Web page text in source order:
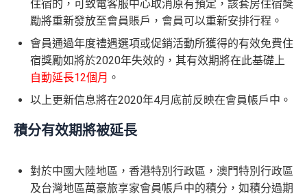
住宿的，可致電客服中心取消原有預定，該套房住宿獎
勵將重新發放至會員賬戶，會員可以重新安排行程。
會員通過年度禮遇選項或促銷活動所獲得的有效免費住
宿獎勵如將於2020年失效的，其有效期將在此基礎上
自動延長12個月 。
以上更新信息將在2020年4月底前反映在會員帳戶中。
積分有效期將被延長
對於中國大陸地區，香港特別行政區，澳門特別行政區
及台灣地區萬豪旅享家會員帳戶中的積分，如積分過期